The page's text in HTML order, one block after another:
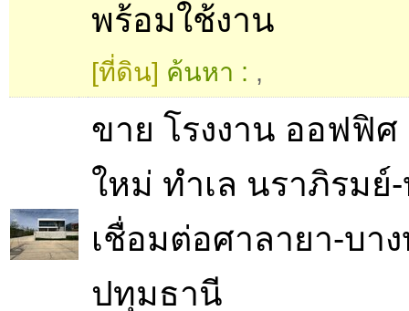
พร้อมใช้งาน
[ที่ดิน] ค้นหา : ,
ขาย โรงงาน ออฟฟิ
ใหม่ ทำเล นราภิรมย์-
เชื่อมต่อศาลายา-บา
ปทุมธานี